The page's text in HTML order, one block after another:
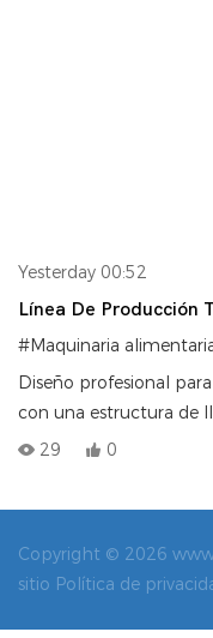
Yesterday 00:52
Línea De Producción
Granulada
#Maquinaria
Diseño profesional
con una estructura de
un dispositivo de
eficazmente la
sólidas, garantizando
en cada botella.
29 0
Copyright © 2026
sitio Política de